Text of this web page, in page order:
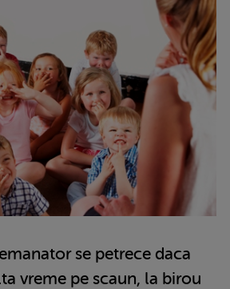
se petrece daca
vreme pe scaun, la birou